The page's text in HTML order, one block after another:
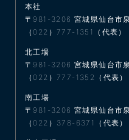
本社
〒981-3206 宮城県仙台市
（022）777-1351（代表）
北工場
〒981-3206 宮城県仙台市
（022）777-1352（代表）
南工場
〒981-3206 宮城県仙台市
（022）378-6371（代表）